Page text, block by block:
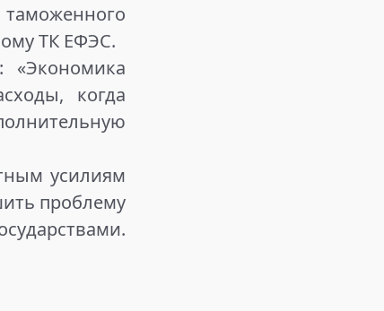
ТК ЕФЭС.
«Экономика
когда
усилиям
проблему